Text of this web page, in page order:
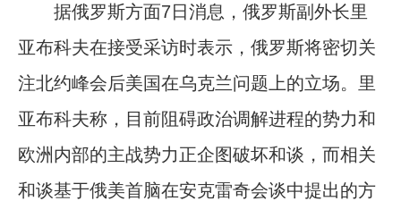
据俄罗斯方面7日消息，俄罗斯副外长里
亚布科夫在接受采访时表示，俄罗斯将密切关
注北约峰会后美国在乌克兰问题上的立场。里
亚布科夫称，目前阻碍政治调解进程的势力和
欧洲内部的主战势力正企图破坏和谈，而相关
和谈基于俄美首脑在安克雷奇会谈中提出的方